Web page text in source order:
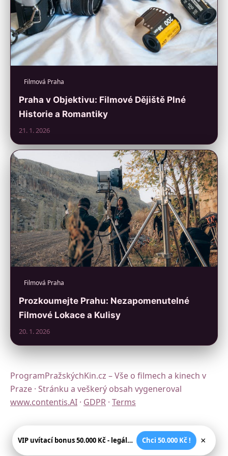
Filmová Praha
Praha v Objektivu: Filmové Dějiště Plné
Historie a Romantiky
21. 1. 2026
Filmová Praha
Prozkoumejte Prahu: Nezapomenutelné
Filmové Lokace a Kulisy
20. 1. 2026
ProgramPražskýchKin.cz – Vše o filmech a kinech v
Praze · Stránku a veškerý obsah vygeneroval
www.contentis.AI · GDPR · Terms
VIP uvítací bonus 50.000 Kč - legální české kasíno Chci 50.000 Kč ! ×